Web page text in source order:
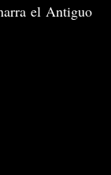
el Antiguo